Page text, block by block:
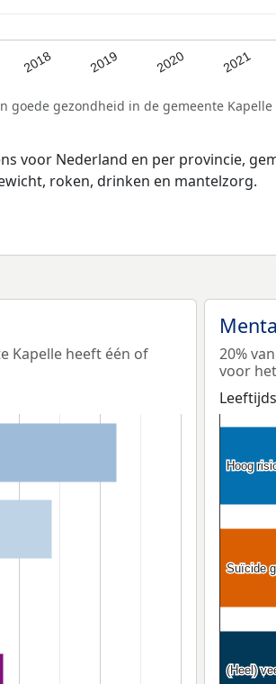
2018 2019 2020 2021
gezondheid in de gemeente
voor Nederland en per provincie,
roken, drinken en mantelzorg.
Kapelle heeft één of
20%
voor
Hoog
Hoog
Suïcide
Suïcide
(Heel)
(Heel)